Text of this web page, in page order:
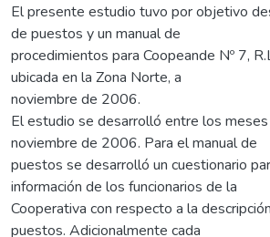
El presente estudio tuvo por objetivo
de puestos y un manual de
procedimientos para Coopeande Nº 7,
ubicada en la Zona Norte, a
noviembre de 2006.
El estudio se desarrolló entre los
noviembre de 2006. Para el manual de
puestos se desarrolló un cuestionario
información de los funcionarios de la
Cooperativa con respecto a la
puestos. Adicionalmente cada